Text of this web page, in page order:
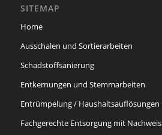
SITEMAP
Home
Ausschalen und Sortierarbeiten
Schadstoffsanierung
Entkernungen und Stemmarbeiten
Entrümpelung / Haushaltsauflösungen
Fachgerechte Entsorgung mit Nachweis